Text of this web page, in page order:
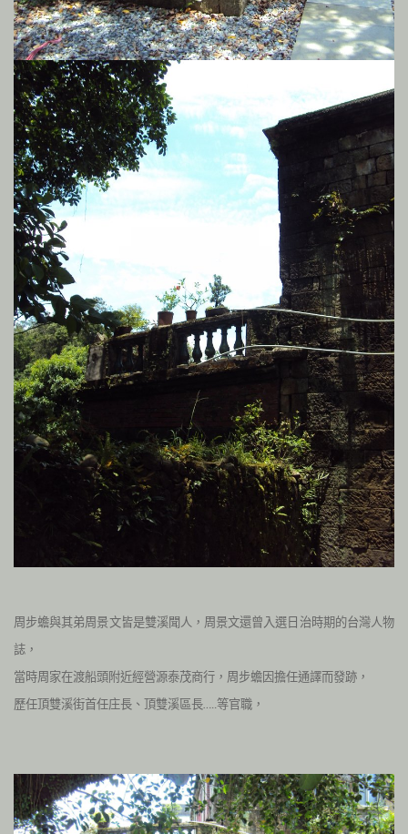
周步蟾與其弟周景文皆是雙溪聞人，周景文還曾入選日治時期的台灣人物
誌，
當時周家在渡船頭附近經營源泰茂商行，周步蟾因擔任通譯而發跡，
歷任頂雙溪街首任庄長、頂雙溪區長…..等官職，